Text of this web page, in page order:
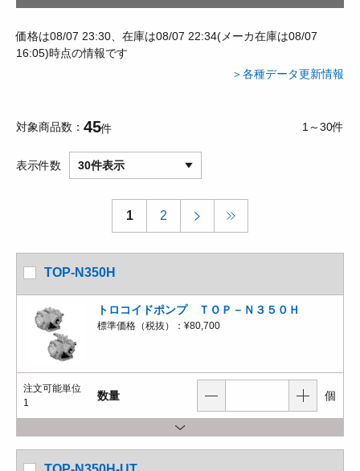
価格は08/07 23:30、在庫は08/07 22:34(メーカ在庫は08/07
16:05)時点の情報です
＞各種データ更新情報
対象商品数 45件 1～30件
表示件数 30件表示
1 2
TOP-N350H
トロコイドポンプ ＴＯＰ－Ｎ３５０Ｈ
標準価格（税抜）： ¥80,700
注文可能単位
1
数量 個